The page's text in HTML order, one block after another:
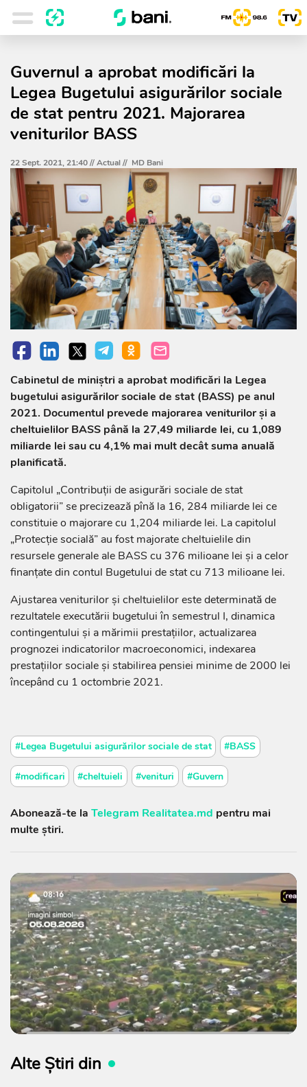
Guvernul a aprobat modificări la
Legea Bugetului asigurărilor sociale
de stat pentru 2021. Majorarea
veniturilor BASS
22 Sept. 2021, 21:40 //Actual// MD Bani
Cabinetul de miniștri a aprobat modificări la Legea
bugetului asigurărilor sociale de stat (BASS) pe anul
2021. Documentul prevede majorarea veniturilor și a
cheltuielilor BASS până la 27,49 miliarde lei, cu 1,089
miliarde lei sau cu 4,1% mai mult decât suma anuală
planificată.
Capitolul „Contribuții de asigurări sociale de stat
obligatorii” se precizează pînă la 16, 284 miliarde lei ce
constituie o majorare cu 1,204 miliarde lei. La capitolul
„Protecție socială” au fost majorate cheltuielile din
resursele generale ale BASS cu 376 milioane lei și a celor
finanțate din contul Bugetului de stat cu 713 milioane lei.
Ajustarea veniturilor și cheltuielilor este determinată de
rezultatele executării bugetului în semestrul I, dinamica
contingentului și a mărimii prestațiilor, actualizarea
prognozei indicatorilor macroeconomici, indexarea
prestațiilor sociale și stabilirea pensiei minime de 2000 lei
începând cu 1 octombrie 2021.
#Legea Bugetului asigurărilor sociale de stat #BASS
#modificari #cheltuieli #venituri #Guvern
Abonează-te la Telegram Realitatea.md pentru mai
multe știri.
Alte Știri din